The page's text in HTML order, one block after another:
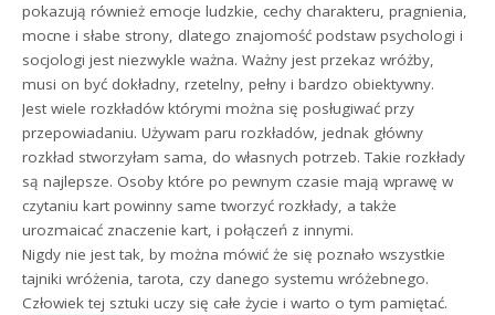
pokazują również emocje ludzkie, cechy charakteru, pragnienia,
mocne i słabe strony, dlatego znajomość podstaw psychologi i
socjologi jest niezwykle ważna. Ważny jest przekaz wróżby,
musi on być dokładny, rzetelny, pełny i bardzo obiektywny.
Jest wiele rozkładów którymi można się posługiwać przy
przepowiadaniu. Używam paru rozkładów, jednak główny
rozkład stworzyłam sama, do własnych potrzeb. Takie rozkłady
są najlepsze. Osoby które po pewnym czasie mają wprawę w
czytaniu kart powinny same tworzyć rozkłady, a także
urozmaicać znaczenie kart, i połączeń z innymi.
Nigdy nie jest tak, by można mówić że się poznało wszystkie
tajniki wróżenia, tarota, czy danego systemu wróżebnego.
Człowiek tej sztuki uczy się całe życie i warto o tym pamiętać.